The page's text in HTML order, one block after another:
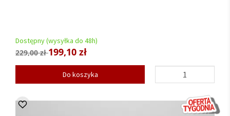
Dostępny (wysyłka do 48h)
229,00 zł199,10 zł
Do koszyka